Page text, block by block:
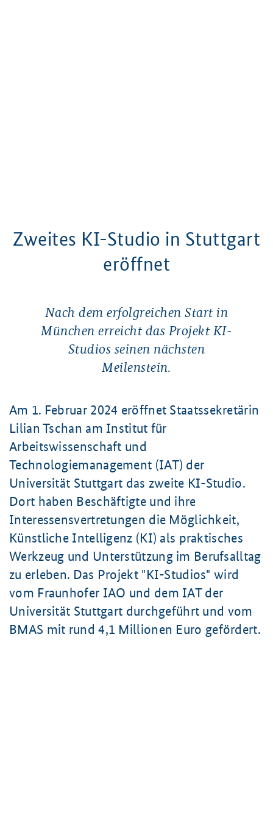
Zweites KI-Studio in Stuttgart
eröffnet
Nach dem erfolgreichen Start in
München erreicht das Projekt KI-
Studios seinen nächsten
Meilenstein.
Am 1. Februar 2024 eröffnet Staatssekretärin
Lilian Tschan am Institut für
Arbeitswissenschaft und
Technologiemanagement (IAT) der
Universität Stuttgart das zweite KI-Studio.
Dort haben Beschäftigte und ihre
Interessensvertretungen die Möglichkeit,
Künstliche Intelligenz (KI) als praktisches
Werkzeug und Unterstützung im Berufsalltag
zu erleben. Das Projekt "KI-Studios" wird
vom Fraunhofer IAO und dem IAT der
Universität Stuttgart durchgeführt und vom
BMAS mit rund4,1 Millionen Euro gefördert.